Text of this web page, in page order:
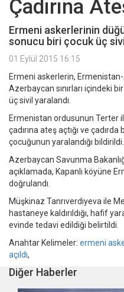
Çadırına
Ermeni askerlerinin
sonucu biri çocuk üç
01 Eylül 2015 16:15
Ermeni askerlerin,
Azerbaycan sınırları içindeki
üç sivil yaralandı.
Ermenistan ordusunun Terter
çadırına ateş açtığı ve çadırda
çocuğunun yaralandığı bildirildi.
Azerbaycan Savunma
açıklamada, Kapanlı köyüne
doğrulandı.
Müşkinaz Tanrıverdiyeva ile
hastaneye kaldırıldığı, hafif
evinde tedavi edildiği belirtildi.
Anahtar Kelimeler: ermeni
açıldı,
Diğer Haberler